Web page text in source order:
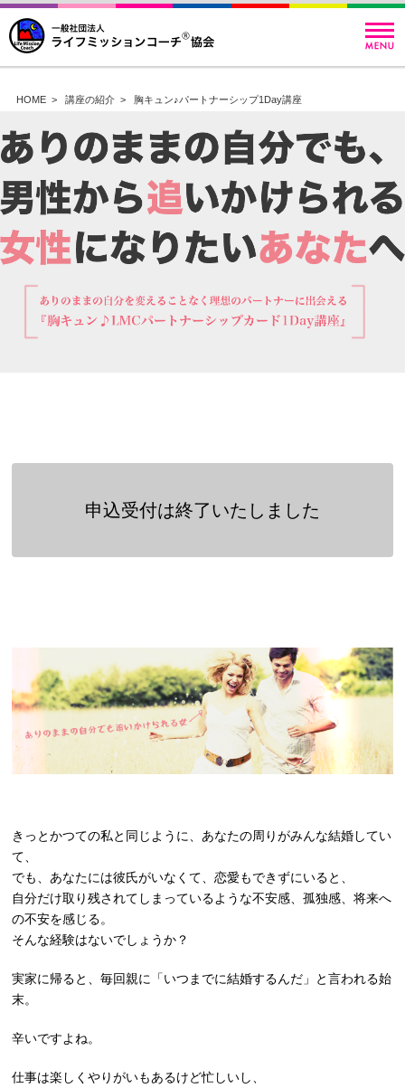
HOME> 講座の紹介> 胸キュン♪パートナーシップ1Day講座
申込受付は終了いたしました
きっとかつての私と同じように、あなたの周りがみんな結婚してい
て、
でも、あなたには彼氏がいなくて、恋愛もできずにいると、
自分だけ取り残されてしまっているような不安感、孤独感、将来へ
の不安を感じる。
そんな経験はないでしょうか？
実家に帰ると、毎回親に「いつまでに結婚するんだ」と言われる始
末。
辛いですよね。
仕事は楽しくやりがいもあるけど忙しいし、